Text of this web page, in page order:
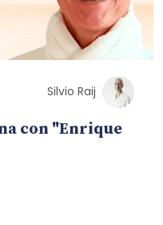
Silvio Raij
con "Enrique